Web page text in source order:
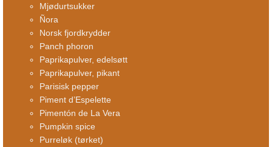
Mjødurtsukker
Ñora
Norsk fjordkrydder
Panch phoron
Paprikapulver, edelsøtt
Paprikapulver, pikant
Parisisk pepper
Piment d’Espelette
Pimentón de La Vera
Pumpkin spice
Purreløk (tørket)